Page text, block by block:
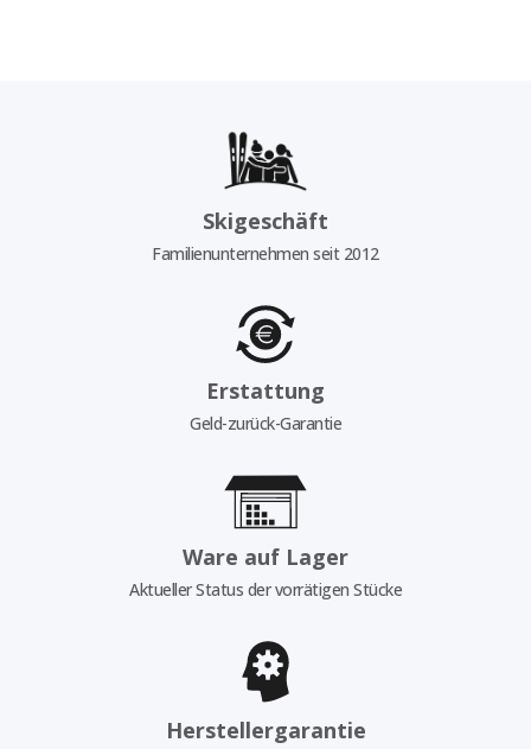
Skigeschäft
Familienunternehmen seit 2012
Erstattung
Geld-zurück-Garantie
Ware auf Lager
Aktueller Status der vorrätigen Stücke
Herstellergarantie